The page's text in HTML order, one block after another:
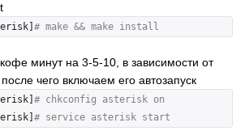
# make && make install
минут на 3-5-10, в зависимости от
чего включаем его автозапуск
# chkconfig asterisk on
# service asterisk start